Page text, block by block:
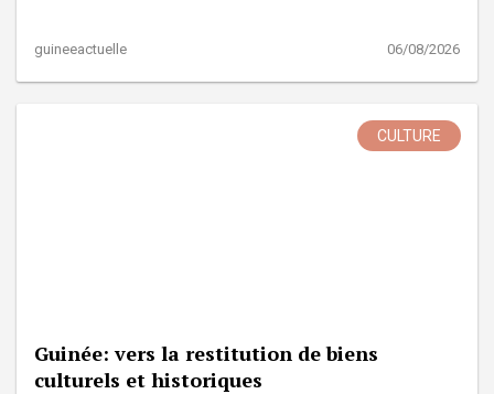
guineeactuelle 06/08/2026
CULTURE
Guinée: vers la restitution de biens
culturels et historiques